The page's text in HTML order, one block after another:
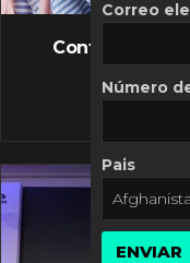
Controversia
Correo
Número
Pais
ENVIAR